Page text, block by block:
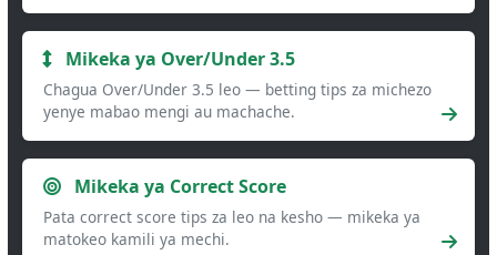
Mikeka ya Over/Under 3.5
Chagua Over/Under 3.5 leo — betting tips za michezo
yenye mabao mengi au machache.
Mikeka ya Correct Score
Pata correct score tips za leo na kesho — mikeka ya
matokeo kamili ya mechi.